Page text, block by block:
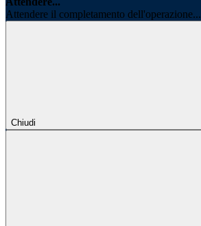
Attendere il completamento dell'operazione...
Chiudi